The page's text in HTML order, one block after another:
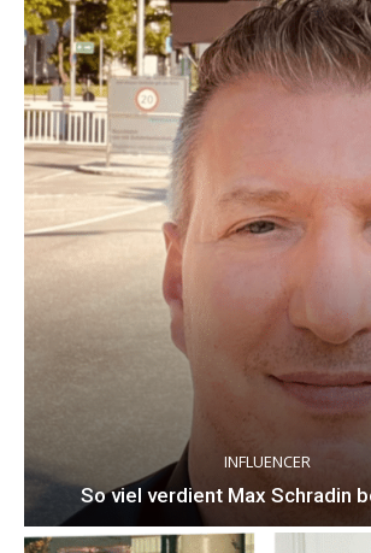
INFLUENCER
So viel verdient Max Schradin